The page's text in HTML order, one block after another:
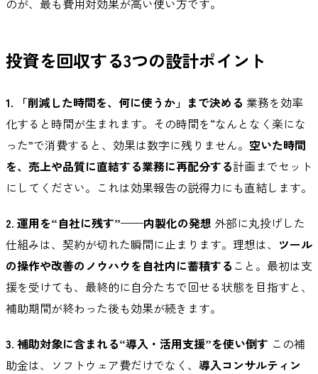
投資を回収する3つの設計ポイント
1. 「削減した時間を、何に使うか」まで決める 業務を効率
化すると時間が生まれます。その時間を“なんとなく楽にな
った”で消費すると、効果は数字に残りません。 空いた時間
を、売上や品質に直結する業務に再配分する計画までセット
にしてください。これは効果報告の説得力にも直結します。
2. 運用を“自社に残す”——内製化の発想 外部に丸投げした
仕組みは、契約が切れた瞬間に止まります。理想は、 ツール
の操作や改善のノウハウを自社内に蓄積する こと。最初は支
援を受けても、最終的に自分たちで回せる状態を目指すと、
補助期間が終わった後も効果が続きます。
3. 補助対象に含まれる“導入・活用支援”を使い倒す この補
助金は、ソフトウェア費だけでなく、 導入コンサルティン